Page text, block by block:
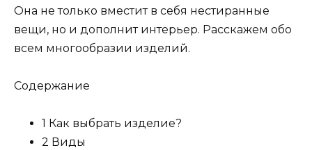
Она не только вместит в себя нестиранные
вещи, но и дополнит интерьер. Расскажем обо
всем многообразии изделий.
Содержание
1 Как выбрать изделие?
2 Виды